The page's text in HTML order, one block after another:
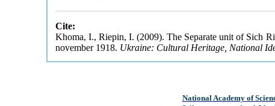
Cite:
Khoma, I., Riepin, I. (2009). The Separate unit of Sich
november 1918. Ukraine: Cultural Heritage, National
National Academy of